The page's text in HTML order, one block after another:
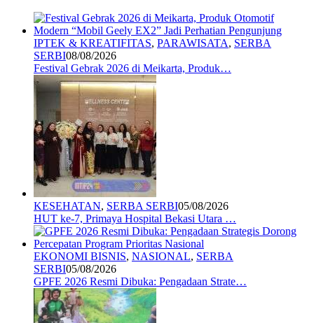
IPTEK & KREATIFITAS, PARAWISATA, SERBA
SERBI08/08/2026
Festival Gebrak 2026 di Meikarta, Produk…
KESEHATAN, SERBA SERBI05/08/2026
HUT ke-7, Primaya Hospital Bekasi Utara …
EKONOMI BISNIS, NASIONAL, SERBA
SERBI05/08/2026
GPFE 2026 Resmi Dibuka: Pengadaan Strate…